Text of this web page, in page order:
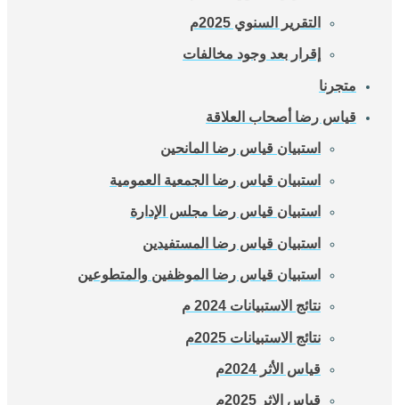
التقرير السنوي 2025م
إقرار بعد وجود مخالفات
متجرنا
قياس رضا أصحاب العلاقة
استبيان قياس رضا المانحين
استبيان قياس رضا الجمعية العمومية
استبيان قياس رضا مجلس الإدارة
استبيان قياس رضا المستفيدين
استبيان قياس رضا الموظفين والمتطوعين
نتائج الاستبيانات 2024 م
نتائج الاستبيانات 2025م
قياس الأثر 2024م
قياس الاثر 2025م